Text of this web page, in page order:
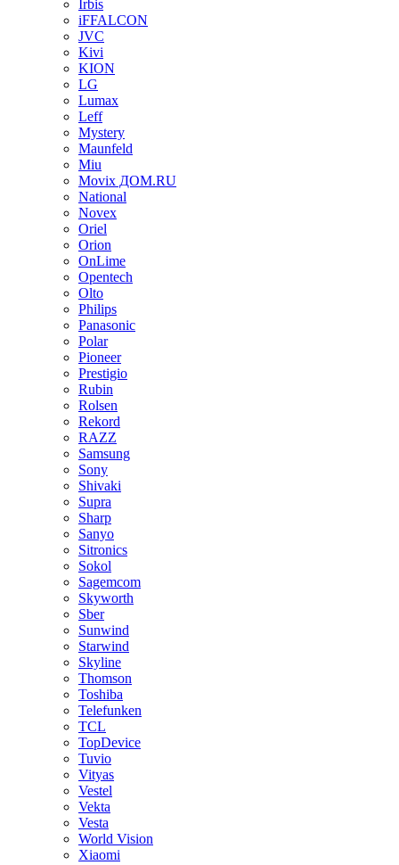
Irbis
iFFALCON
JVC
Kivi
KION
LG
Lumax
Leff
Mystery
Maunfeld
Miu
Movix ДОМ.RU
National
Novex
Oriel
Orion
OnLime
Opentech
Olto
Philips
Panasonic
Polar
Pioneer
Prestigio
Rubin
Rolsen
Rekord
RAZZ
Samsung
Sony
Shivaki
Supra
Sharp
Sanyo
Sitronics
Sokol
Sagemcom
Skyworth
Sber
Sunwind
Starwind
Skyline
Thomson
Toshiba
Telefunken
TCL
TopDevice
Tuvio
Vityas
Vestel
Vekta
Vesta
World Vision
Xiaomi